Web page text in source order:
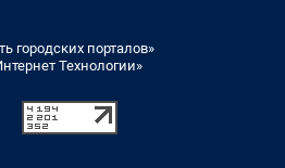
городских порталов»
Технологии»